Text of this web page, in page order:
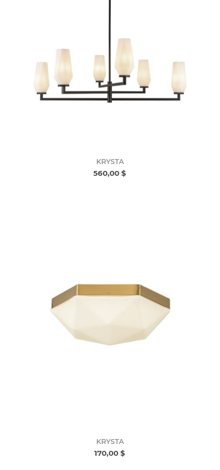
KRYSTA
560,00 $
KRYSTA
170,00 $